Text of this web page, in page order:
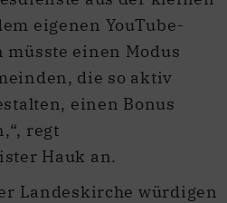
eigenen YouTube-
müsste einen Modus
die so aktiv
einen Bonus
regt
Hauk an.
Landeskirche würdigen